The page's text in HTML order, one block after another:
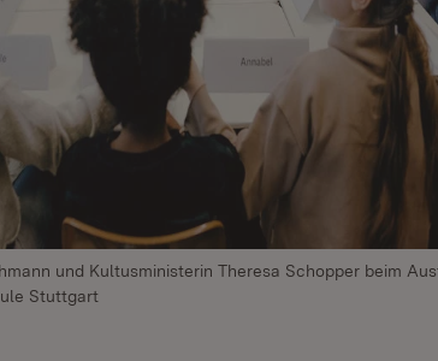
und Kultusministerin Theresa Schopper beim
Stuttgart